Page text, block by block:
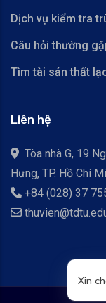
Dịch vụ kiểm tra
Câu hỏi thường
Tìm tài sản thất
Liên hệ
Tòa nhà G, 19
Hưng, TP. Hồ Chí
+84 (028) 37
Xin